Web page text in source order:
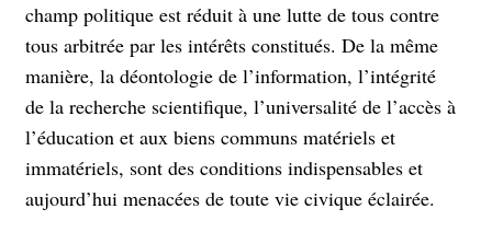
champ politique est réduit à une lutte de tous contre
tous arbitrée par les intérêts constitués. De la même
manière, la déontologie de l’information, l’intégrité
de la recherche scientifique, l’universalité de l’accès à
l’éducation et aux biens communs matériels et
immatériels, sont des conditions indispensables et
aujourd’hui menacées de toute vie civique éclairée.